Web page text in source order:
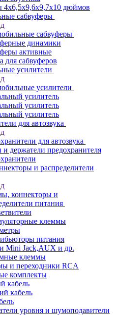
4х6,5х9,6x9,7х10 дюймов
сабвуферы
сабвуферы
динамики
активные
для сабвуферов
усилители
усилители
усилитель
усилитель
усилитель
для автозвука
для автозвука
держатели предохранителя
и распределители
коннекторы и
питания
клеммы
питания
Mini Jack,AUX и др.
клеммы
и переходники RCA
комплекты
кабель
кабель
уровня и шумоподавители